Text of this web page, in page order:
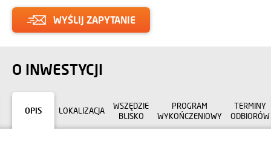
WYŚLIJ ZAPYTANIE
O INWESTYCJI
OPIS LOKALIZACJA
WSZĘDZIE
BLISKO
PROGRAM
WYKOŃCZENIOWY
TERMINY
ODBIORÓW